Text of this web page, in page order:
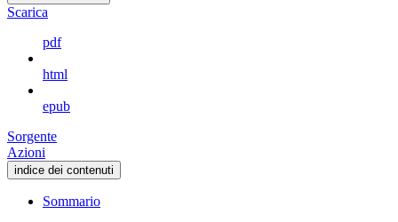
Scarica
pdf
html
epub
Sorgente
Azioni
indice dei contenuti
Sommario